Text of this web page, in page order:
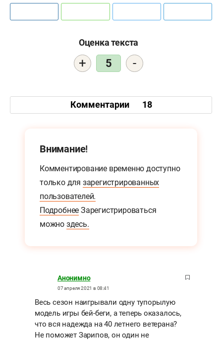
Оценка текста
+ 5 -
Комментарии 18
Внимание!
Комментирование временно доступно
только для зарегистрированных
пользователей.
Подробнее Зарегистрироваться
можно здесь.
Анонимно
07 апреля 2021 в 08:41
Весь сезон наигрывали одну тупорылую
модель игры бей-беги, а теперь оказалось,
что вся надежда на 40 летнего ветерана?
Не поможет Зарипов, он один не